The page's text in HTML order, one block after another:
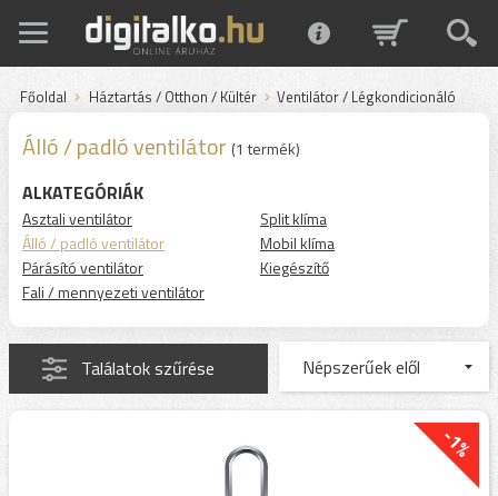
Főoldal Háztartás / Otthon / Kültér Ventilátor / Légkondicionáló
Álló / padló ventilátor (1 termék)
ALKATEGÓRIÁK
Asztali ventilátor
Álló / padló ventilátor
Párásító ventilátor
Fali / mennyezeti ventilátor
Split klíma
Mobil klíma
Kiegészítő
Találatok szűrése
-1%